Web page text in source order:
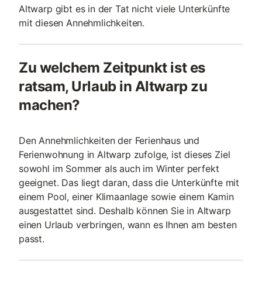
Altwarp gibt es in der Tat nicht viele Unterkünfte
mit diesen Annehmlichkeiten.
Zu welchem Zeitpunkt ist es
ratsam, Urlaub in Altwarp zu
machen?
Den Annehmlichkeiten der Ferienhaus und
Ferienwohnung in Altwarp zufolge, ist dieses Ziel
sowohl im Sommer als auch im Winter perfekt
geeignet. Das liegt daran, dass die Unterkünfte mit
einem Pool, einer Klimaanlage sowie einem Kamin
ausgestattet sind. Deshalb können Sie in Altwarp
einen Urlaub verbringen, wann es Ihnen am besten
passt.